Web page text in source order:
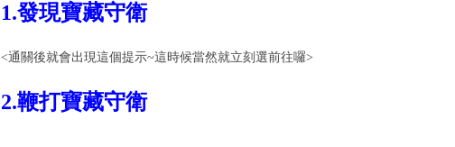
1.發現寶藏守衛
<通關後就會出現這個提示~這時候當然就立刻選前往囉>
2.鞭打寶藏守衛